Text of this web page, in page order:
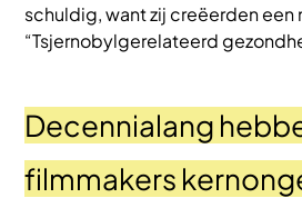
schuldig, want zij creëerden een
“Tsjernobylgerelateerd
Decennialang
filmmakers